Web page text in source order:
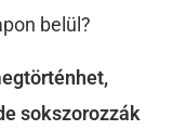
belül?
sokszorozzák